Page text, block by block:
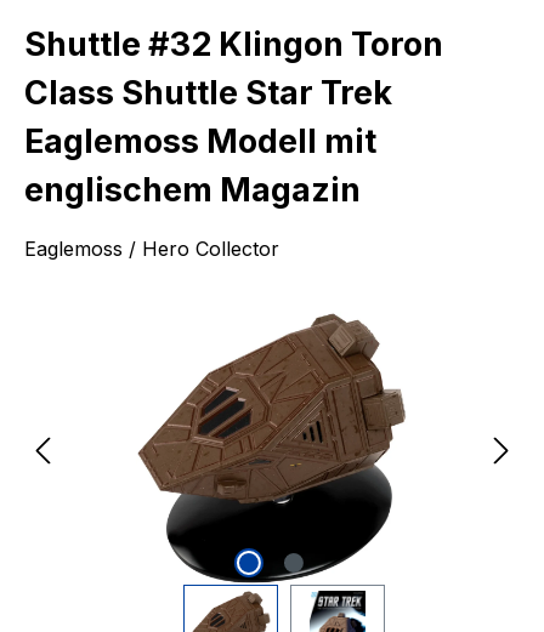
Shuttle #32 Klingon Toron
Class Shuttle Star Trek
Eaglemoss Modell mit
englischem Magazin
Eaglemoss / Hero Collector